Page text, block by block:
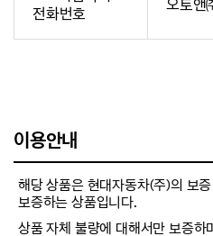
전화번호
오토앤
이용안내
해당 상품은 현대자동차(주)의 보
보증하는 상품입니다.
상품 자체 불량에 대해서만 보증